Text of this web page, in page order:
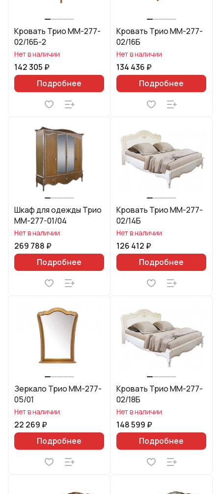
Кровать Трио ММ-277-
02/16Б-2
Нет в наличии
142 305 ₽
Подробнее
Кровать Трио ММ-277-
02/16Б
Нет в наличии
134 436 ₽
Подробнее
Шкаф для одежды Трио
ММ-277-01/04
Нет в наличии
269 788 ₽
Подробнее
Кровать Трио ММ-277-
02/14Б
Нет в наличии
126 412 ₽
Подробнее
Зеркало Трио ММ-277-
05/01
Нет в наличии
22 269 ₽
Подробнее
Кровать Трио ММ-277-
02/18Б
Нет в наличии
148 599 ₽
Подробнее